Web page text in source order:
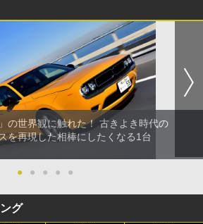
の世界観に触れた！ 古きよき時代の
を再現した相棒にしたくなる1台
● ● ● ● ●
グ